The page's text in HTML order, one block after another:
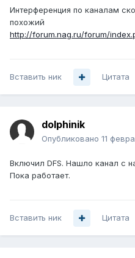
Интерференция по каналам
похожий
http://forum.nag.ru/forum/
Вставить ник Цитата
dolphinik
Опубликовано 11
Включил DFS. Нашло канал с
Пока работает.
Вставить ник Цитата